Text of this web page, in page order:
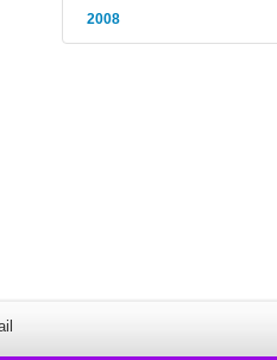
2008